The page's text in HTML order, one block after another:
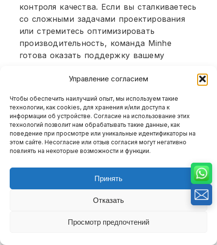
Управление согласием
Чтобы обеспечить наилучший опыт, мы используем такие
технологии, как cookies, для хранения и/или доступа к
информации об устройстве. Согласие на использование этих
технологий позволит нам обрабатывать такие данные, как
поведение при просмотре или уникальные идентификаторы на
этом сайте. Несогласие или отзыв согласия могут негативно
повлиять на некоторые возможности и функции.
Принять
Отказать
Просмотр предпочтений
контроля качества. Если вы сталкиваетесь
со сложными задачами проектирования
или стремитесь оптимизировать
производительность, команда Minhe
готова оказать поддержку вашему
первоначального анализа проекта до
Давайте обсудим, как технические
возможности компании Minhe могут
помочь вам снизить риски и обеспечить
требуемую точность.
Оглавление